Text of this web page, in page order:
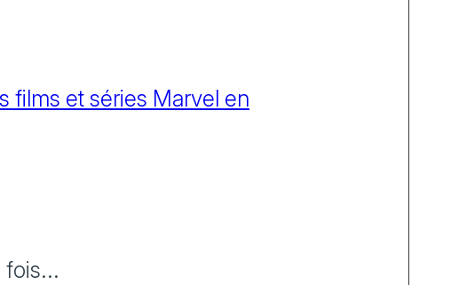
films et séries Marvel en
fois...